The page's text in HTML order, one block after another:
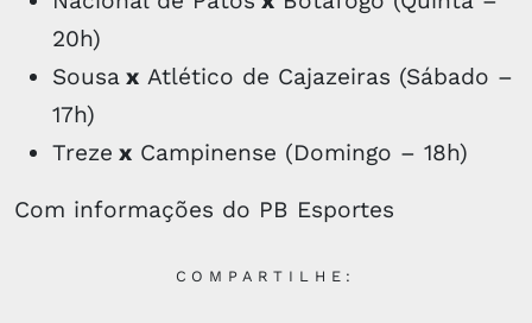
20h)
Sousa x Atlético de Cajazeiras (Sábado –
17h)
Treze x Campinense (Domingo – 18h)
Com informações do PB Esportes
COMPARTILHE: